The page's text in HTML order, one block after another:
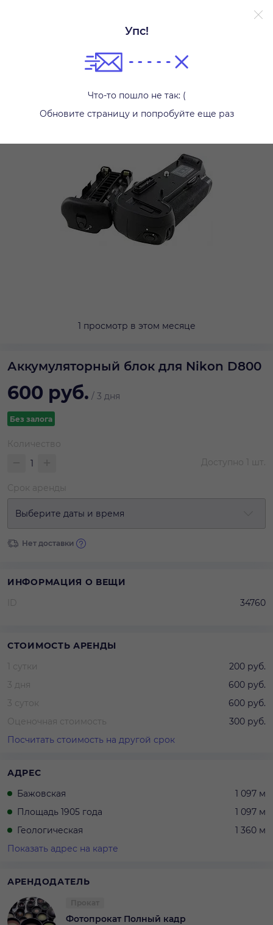
Упс!
Что-то пошло не так: (
Обновите страницу и попробуйте еще раз
1 просмотр в этом месяце
Аккумуляторный блок для Nikon D800
600 руб. / 3 дня
Без залога
Количество
Доступно 1 шт.
Срок аренды
Выберите даты и время
Нет доставки
ИНФОРМАЦИЯ О ВЕЩИ
ID
34760
СТОИМОСТЬ АРЕНДЫ
1 сутки
200 руб.
3 дня
600 руб.
3 суток
600 руб.
Оценочная стоимость
300 руб.
Посчитать стоимость на другой срок
АДРЕС
Бажовская
1 097 м
Площадь 1905 года
1 097 м
Геологическая
1 360 м
Показать адрес на карте
АРЕНДОДАТЕЛЬ
Фотопрокат Полный кадр